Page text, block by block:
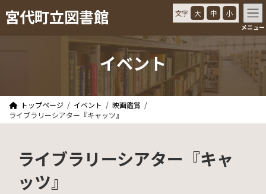
ン
ビ宮代町立図書館 文字 大 中 小
メニュー
イベント
トップページ イベント
映画鑑賞
ライブラリーシアター『キャッツ』
ライブラリーシアター『キャ
ッツ』